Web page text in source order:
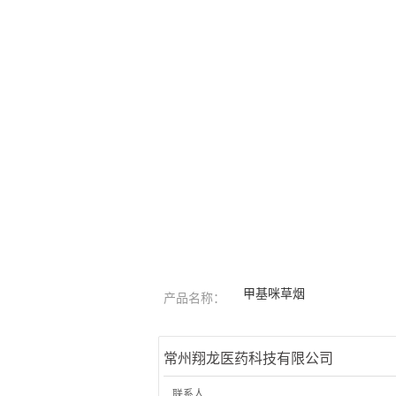
产品名称： 甲基咪草烟
常州翔龙医药科技有限公司